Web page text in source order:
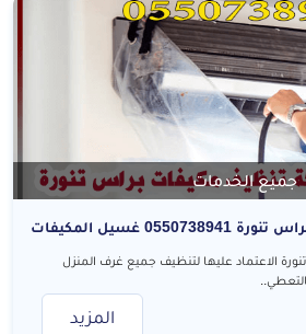
جميع الخدمات
غسيل المكيفات
الاعتماد عليها لتنظيف جميع غرف المنزل
المزيد